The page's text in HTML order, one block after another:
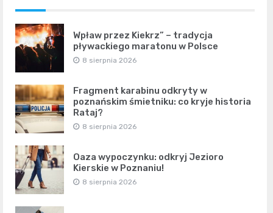
Wpław przez Kiekrz” – tradycja
pływackiego maratonu w Polsce
8 sierpnia 2026
Fragment karabinu odkryty w
poznańskim śmietniku: co kryje historia
Rataj?
8 sierpnia 2026
Oaza wypoczynku: odkryj Jezioro
Kierskie w Poznaniu!
8 sierpnia 2026